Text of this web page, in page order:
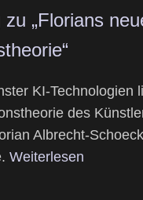
zu „Florians
KI-Technologien
des
Albrecht-
Weiterlesen